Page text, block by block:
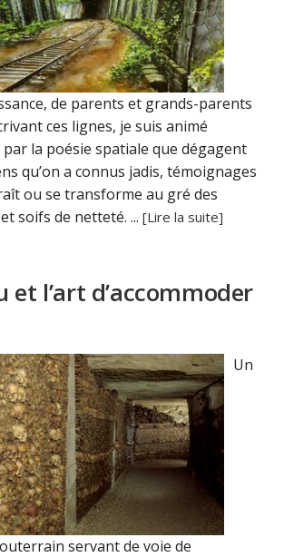
de parents et grands-parents
ces lignes, je suis animé
la poésie spatiale que dégagent
qu’on a connus jadis, témoignages
ou se transforme au gré des
soifs de netteté. ...[Lire la suite]
et l’art d’accommoder
Un
servant de voie de